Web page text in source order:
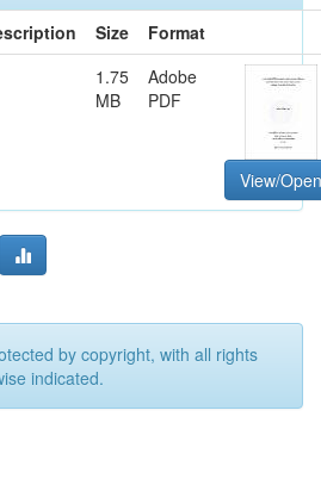
Size
Format
1.75
MB
Adobe
PDF
View/Open
by copyright, with all rights
indicated.